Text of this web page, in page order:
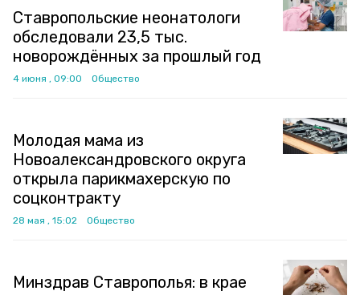
Ставропольские неонатологи
обследовали 23,5 тыс.
новорождённых за прошлый год
4 июня , 09:00 Общество
Молодая мама из
Новоалександровского округа
открыла парикмахерскую по
соцконтракту
28 мая , 15:02 Общество
Минздрав Ставрополья: в крае